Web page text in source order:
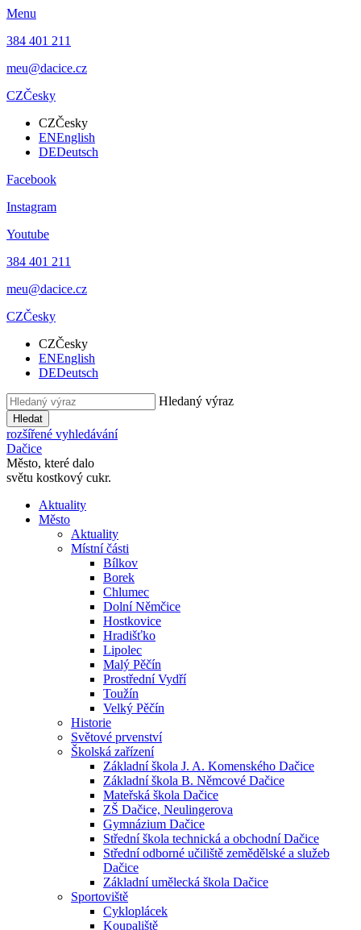
Menu
384 401 211
meu@dacice.cz
CZČesky
CZČesky
ENEnglish
DEDeutsch
Facebook
Instagram
Youtube
384 401 211
meu@dacice.cz
CZČesky
CZČesky
ENEnglish
DEDeutsch
Hledaný výraz
Hledat
rozšířené vyhledávání
Dačice
Město, které dalo
světu kostkový cukr.
Aktuality
Město
Aktuality
Místní části
Bílkov
Borek
Chlumec
Dolní Němčice
Hostkovice
Hradišťko
Lipolec
Malý Pěčín
Prostřední Vydří
Toužín
Velký Pěčín
Historie
Světové prvenství
Školská zařízení
Základní škola J. A. Komenského Dačice
Základní škola B. Němcové Dačice
Mateřská škola Dačice
ZŠ Dačice, Neulingerova
Gymnázium Dačice
Střední škola technická a obchodní Dačice
Střední odborné učiliště zemědělské a služeb
Dačice
Základní umělecká škola Dačice
Sportoviště
Cykloplácek
Koupaliště